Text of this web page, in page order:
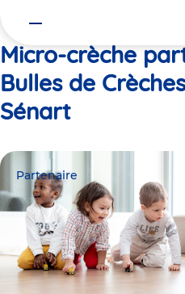
Micro-crèche
Bulles de
Sénart
Partenaire